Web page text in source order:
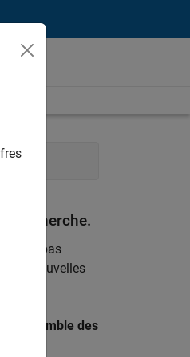
recherche.
pas
des nouvelles
l’ensemble des